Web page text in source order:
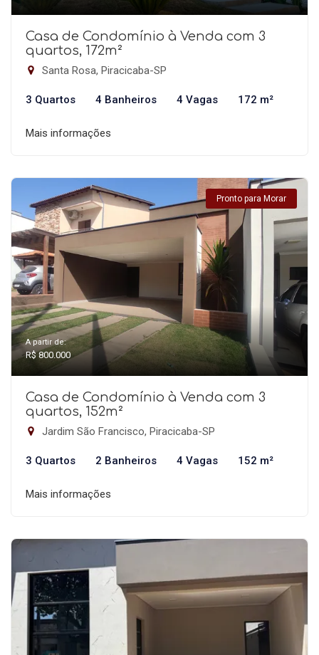
Casa de Condomínio à Venda com 3
quartos, 172m²
Santa Rosa, Piracicaba-SP
3 Quartos 4 Banheiros 4 Vagas 172 m²
Mais informações
Pronto para Morar
A partir de:
R$ 800.000
Casa de Condomínio à Venda com 3
quartos, 152m²
Jardim São Francisco, Piracicaba-SP
3 Quartos 2 Banheiros 4 Vagas 152 m²
Mais informações